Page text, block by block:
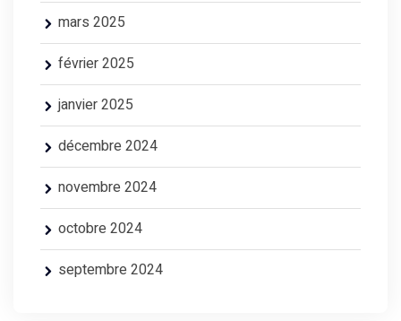
mars 2025
février 2025
janvier 2025
décembre 2024
novembre 2024
octobre 2024
septembre 2024